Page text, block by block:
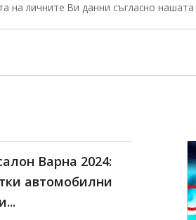
на личните Ви данни съгласно нашата
на събитието
Show Pulse